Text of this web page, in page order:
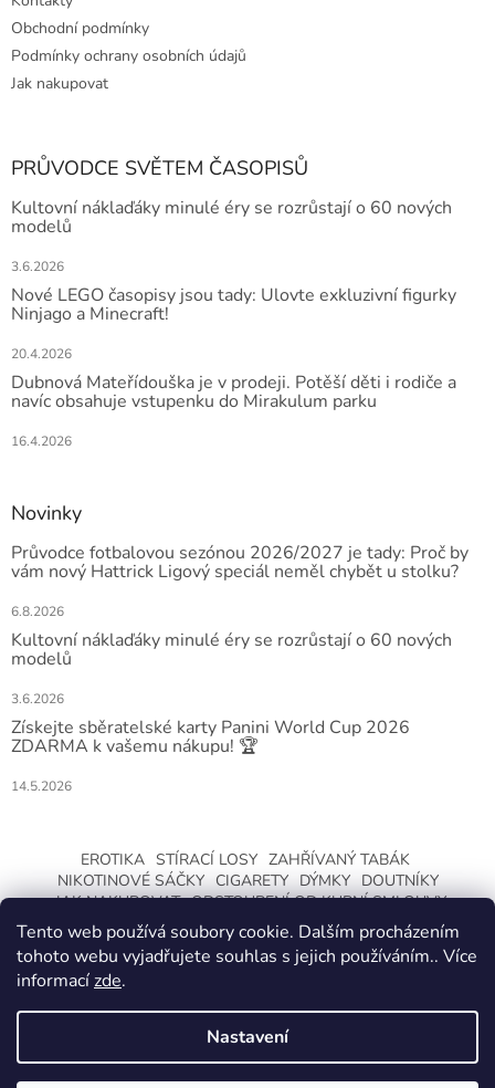
Tento web používá soubory cookie. Dalším procházením
tohoto webu vyjadřujete souhlas s jejich používáním.. Více
informacízde.
Nastavení
Obchodní podmínky
Podmínky ochrany osobních údajů
Jak nakupovat
PRŮVODCE SVĚTEM ČASOPISŮ
Kultovní náklaďáky minulé éry se rozrůstají o 60 nových
modelů
3.6.2026
Nové LEGO časopisy jsou tady: Ulovte exkluzivní figurky
Ninjago a Minecraft!
20.4.2026
Dubnová Mateřídouška je v prodeji. Potěší děti i rodiče a
navíc obsahuje vstupenku do Mirakulum parku
16.4.2026
Novinky
Průvodce fotbalovou sezónou 2026/2027 je tady: Proč by
vám nový Hattrick Ligový speciál neměl chybět u stolku?
6.8.2026
Kultovní náklaďáky minulé éry se rozrůstají o 60 nových
modelů
3.6.2026
Získejte sběratelské karty Panini World Cup 2026
ZDARMA k vašemu nákupu! 🏆
14.5.2026
EROTIKA STÍRACÍ LOSY ZAHŘÍVANÝ TABÁK
NIKOTINOVÉ SÁČKY CIGARETY DÝMKY
DOUTNÍKY
JAK NAKUPOVAT ODSTOUPENÍ OD KUPNÍ SMLOUVY
Vytvořil Shoptet